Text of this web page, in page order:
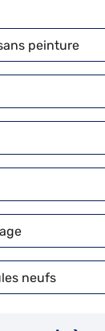
peinture
neufs